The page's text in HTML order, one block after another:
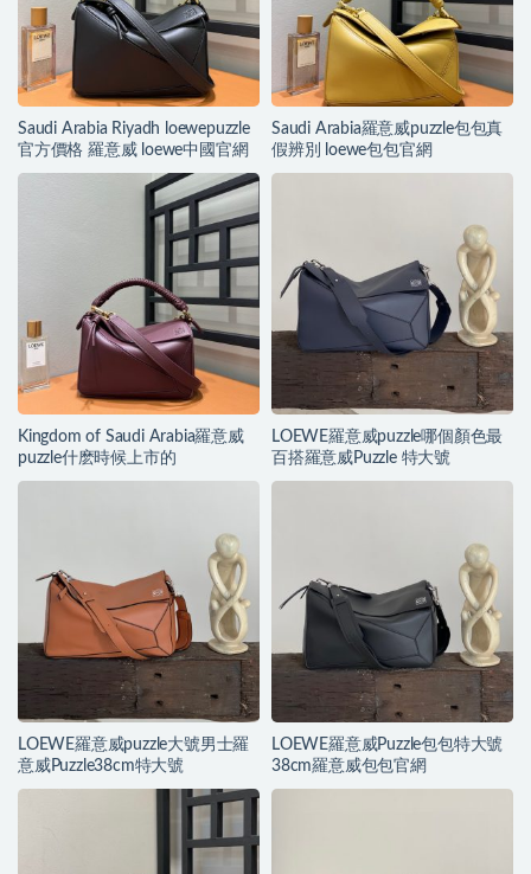
Saudi Arabia Riyadh loewepuzzle
官方價格 羅意威 loewe中國官網
Saudi Arabia羅意威puzzle包包真
假辨別 loewe包包官網
Kingdom of Saudi Arabia羅意威
puzzle什麽時候上市的
LOEWE羅意威puzzle哪個顏色最
百搭羅意威Puzzle 特大號
LOEWE羅意威puzzle大號男士羅
意威Puzzle38cm特大號
LOEWE羅意威Puzzle包包特大號
38cm羅意威包包官網